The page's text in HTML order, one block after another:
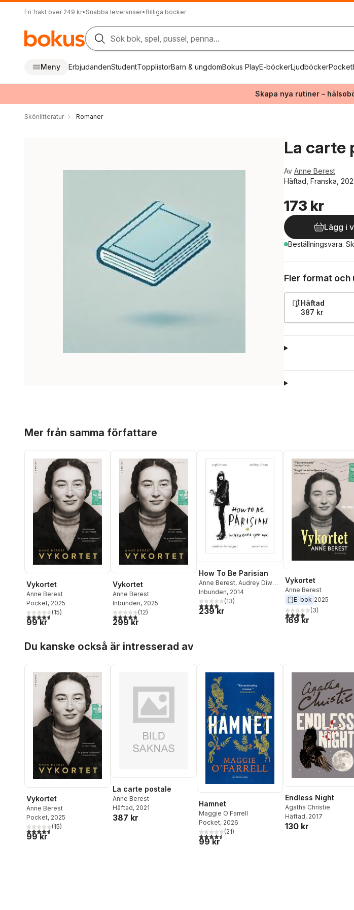
Fri frakt över 249 kr• Snabba leveranser• Billiga böcker
Sök bok, spel, pussel, penna...
Meny ErbjudandenStudentTopplistorBarn & ungdomBokus PlayE-böckerLjudböcker
Skapa nya rutiner –
Skönlitteratur Romaner
La carte
Av Anne Berest
Häftad, Franska,
173 kr
Lägg i
Beställningsvara.
Fler format och
Häftad
387 kr
Mer från samma författare
Vykortet
Anne Berest
Pocket, 2025
4,6utav 5 stjärnor. Totalt antal röster:
(15)
99 kr
Vykortet
Anne Berest
Inbunden, 2025
4,8utav 5 stjärnor. Totalt antal röster:
(12)
299 kr
How To Be Parisian
Anne Berest, Audrey Diwan
Caroline de Maigret
Sophie Mas
Inbunden, 2014
3,9utav 5 stjärnor. Totalt antal röster:
(13)
239 kr
Vykortet
Anne Berest
E-bok 2025
4,0utav 5 stjärnor.
(3)
169 kr
Du kanske också är intresserad av
Vykortet
Anne Berest
Pocket, 2025
4,6utav 5 stjärnor. Totalt antal röster:
(15)
99 kr
La carte postale
Anne Berest
Häftad, 2021
387 kr
Hamnet
Maggie O'Farrell
Pocket, 2026
4,5utav 5 stjärnor. Totalt antal röster:
(21)
99 kr
Endless Night
Agatha Christie
Häftad, 2017
130 kr